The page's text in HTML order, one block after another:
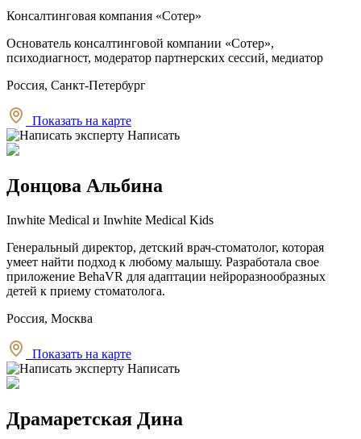
Консалтинговая компания «Сотер»
Основатель консалтинговой компании «Сотер»,
психодиагност, модератор партнерских сессий, медиатор
Россия, Санкт-Петербург
Показать на карте
Написать
Донцова Альбина
Inwhite Medical и Inwhite Medical Kids
Генеральный директор, детский врач-стоматолог, которая
умеет найти подход к любому малышу. Разработала свое
приложение BehaVR для адаптации нейроразнообразных
детей к приему стоматолога.
Россия, Москва
Показать на карте
Написать
Драмаретская Дина